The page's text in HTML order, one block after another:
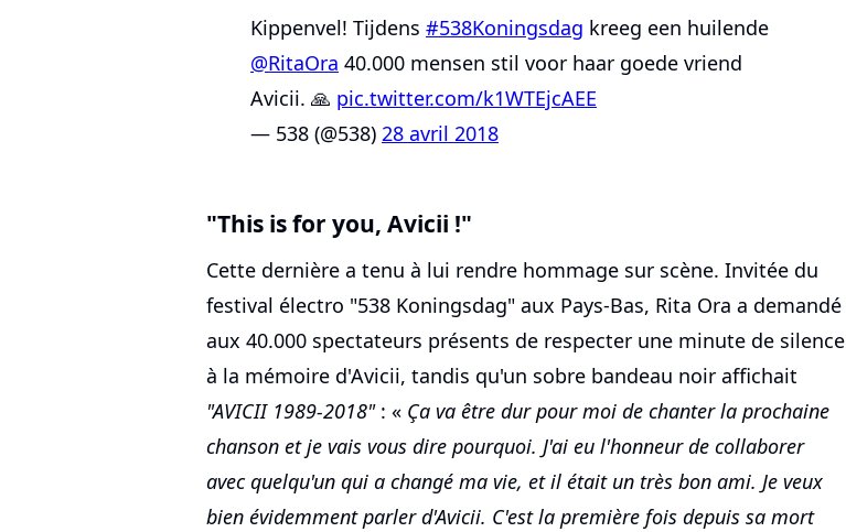
Kippenvel! Tijdens #538Koningsdag kreeg een huilende
@RitaOra 40.000 mensen stil voor haar goede vriend
Avicii. 🙏 pic.twitter.com/k1WTEjcAEE
— 538 (@538) 28 avril 2018
"This is for you, Avicii !"
Cette dernière a tenu à lui rendre hommage sur scène. Invitée du
festival électro "538 Koningsdag" aux Pays-Bas, Rita Ora a demandé
aux 40.000 spectateurs présents de respecter une minute de silence
à la mémoire d'Avicii, tandis qu'un sobre bandeau noir affichait
"AVICII 1989-2018": « Ça va être dur pour moi de chanter la prochaine
chanson et je vais vous dire pourquoi. J'ai eu l'honneur de collaborer
avec quelqu'un qui a changé ma vie, et il était un très bon ami. Je veux
bien évidemment parler d'Avicii. C'est la première fois depuis sa mort